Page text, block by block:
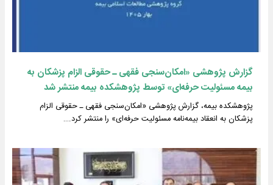
گزارش پژوهشی «امکان‌سنجی فقهی ـ حقوقی الزام پزشکان به
بیمه مسئولیت حرفه‌ای» توسط پژوهشکده بیمه منتشر شد
پژوهشکده بیمه، گزارش پژوهشی «امکان‌سنجی فقهی ـ حقوقی الزام
پزشکان به انعقاد بیمه‌نامه مسئولیت حرفه‌ای» را منتشر کرد.…